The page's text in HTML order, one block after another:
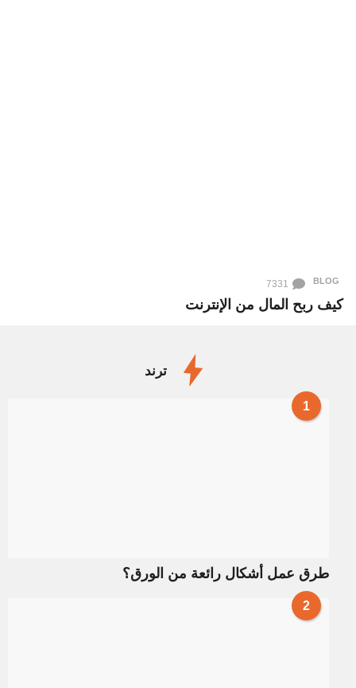
BLOG
7331
كيف ربح المال من الإنترنت
ترند
1
طرق عمل أشكال رائعة من الورق؟
2